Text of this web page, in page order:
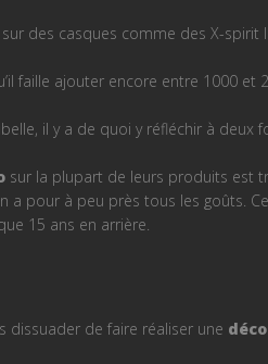
sur des casques comme des X-spirit
faille ajouter encore entre 1000 et
il y a de quoi y réfléchir à deux
sur la plupart de leurs produits est
a pour à peu près tous les goûts.
15 ans en arrière.
dissuader de faire réaliser une